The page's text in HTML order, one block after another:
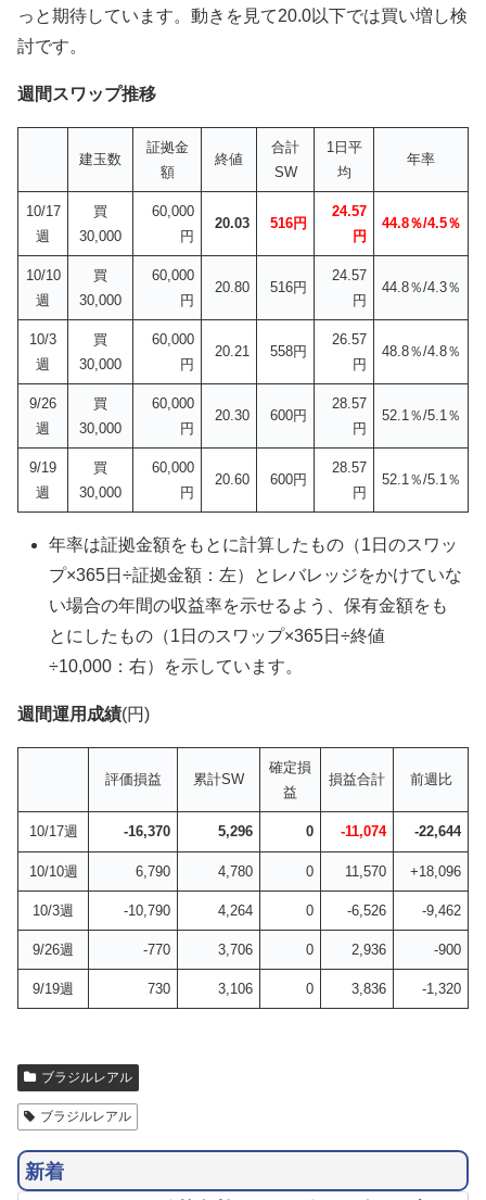
っと期待しています。動きを見て20.0以下では買い増し検
討です。
週間スワップ推移
建玉数
証拠金
額
終値
合計
SW
1日平
均
年率
10/17
週
買
30,000
60,000
円
20.03 516円
24.57
円
44.8％/4.5％
10/10
週
買
30,000
60,000
円
20.80 516円
24.57
円
44.8％/4.3％
10/3
週
買
30,000
60,000
円
20.21 558円
26.57
円
48.8％/4.8％
9/26
週
買
30,000
60,000
円
20.30 600円
28.57
円
52.1％/5.1％
9/19
週
買
30,000
60,000
円
20.60 600円
28.57
円
52.1％/5.1％
年率は証拠金額をもとに計算したもの（1日のスワッ
プ×365日÷証拠金額：左）とレバレッジをかけていな
い場合の年間の収益率を示せるよう、保有金額をも
とにしたもの（1日のスワップ×365日÷終値
÷10,000：右）を示しています。
週間運用成績(円)
評価損益 累計SW
確定損
益
損益合計 前週比
10/17週 -16,370 5,296 0 -11,074 -22,644
10/10週 6,790 4,780 0 11,570 +18,096
10/3週 -10,790 4,264 0 -6,526 -9,462
9/26週 -770 3,706 0 2,936 -900
9/19週 730 3,106 0 3,836 -1,320
ブラジルレアル
ブラジルレアル
新着